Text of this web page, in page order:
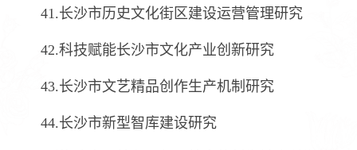
41.长沙市历史文化街区建设运营管理研究
42.科技赋能长沙市文化产业创新研究
43.长沙市文艺精品创作生产机制研究
44.长沙市新型智库建设研究